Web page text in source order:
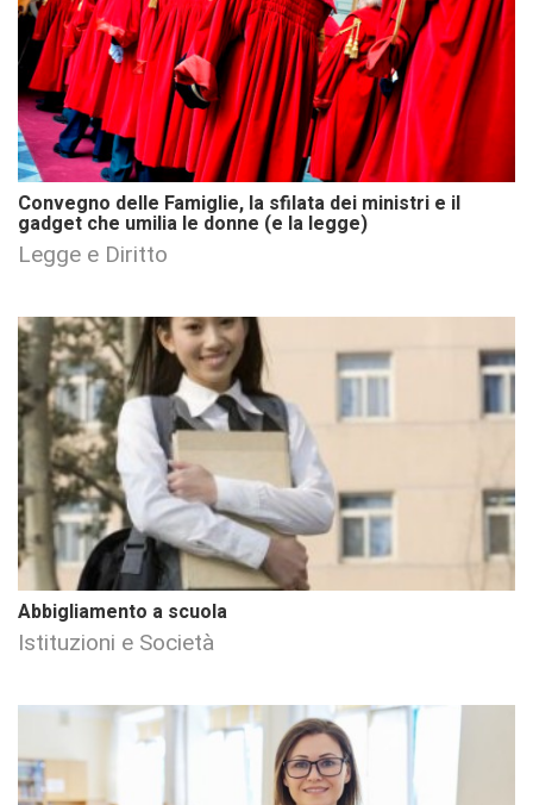
Convegno delle Famiglie, la sfilata dei ministri e il
gadget che umilia le donne (e la legge)
Legge e Diritto
Abbigliamento a scuola
Istituzioni e Società